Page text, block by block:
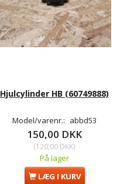
Hjulcylinder HB (60749888)
Model/varenr.: abbd53
150,00 DKK
(120,00 DKK)
På lager
LÆG I KURV